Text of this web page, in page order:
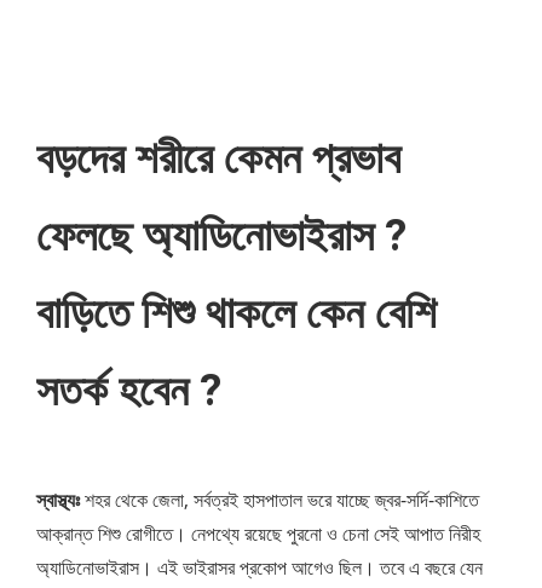
বড়দের শরীরে কেমন প্রভাব
ফেলছে অ্যাডিনোভাইরাস ?
বাড়িতে শিশু থাকলে কেন বেশি
সতর্ক হবেন ?
স্বাস্থ্যঃশহর থেকে জেলা, সর্বত্রই হাসপাতাল ভরে যাচ্ছে জ্বর-সর্দি-কাশিতে
আক্রান্ত শিশু রোগীতে। নেপথ্যে রয়েছে পুরনো ও চেনা সেই আপাত নিরীহ
অ্যাডিনোভাইরাস। এই ভাইরাসর প্রকোপ আগেও ছিল। তবে এ বছরে যেন